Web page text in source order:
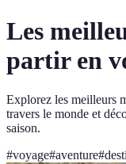
Les
partir en
Explorez les meilleurs
travers le monde et
saison.
#voyage#aventure#